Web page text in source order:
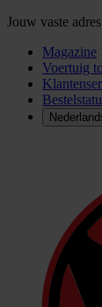
Jouw vaste
Magazine
Voertuig